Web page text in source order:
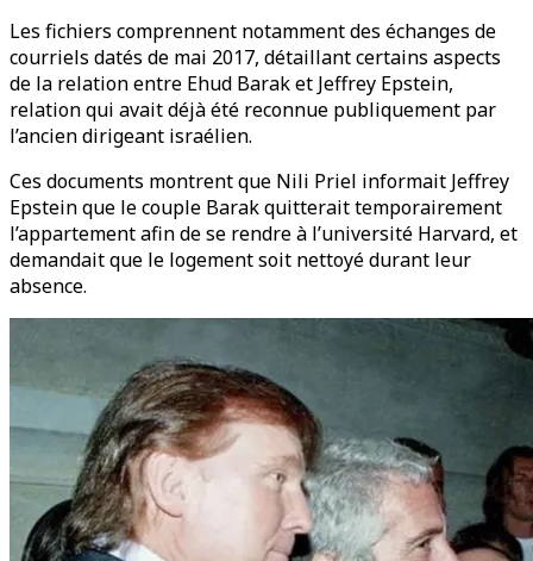
Les fichiers comprennent notamment des échanges de
courriels datés de mai 2017, détaillant certains aspects
de la relation entre Ehud Barak et Jeffrey Epstein,
relation qui avait déjà été reconnue publiquement par
l’ancien dirigeant israélien.
Ces documents montrent que Nili Priel informait Jeffrey
Epstein que le couple Barak quitterait temporairement
l’appartement afin de se rendre à l’université Harvard, et
demandait que le logement soit nettoyé durant leur
absence.